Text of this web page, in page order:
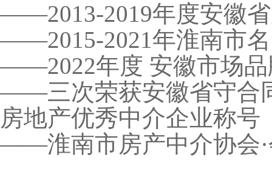
——2013-2019年度安徽
——2015-2021年淮南市
——2022年度 安徽市场品
——三次荣获安徽省守合
房地产优秀中介企业称号
——淮南市房产中介协会·